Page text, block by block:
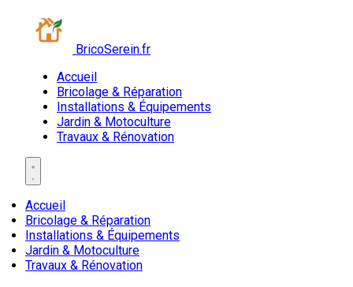
BricoSerein.fr
Accueil
Bricolage & Réparation
Installations & Équipements
Jardin & Motoculture
Travaux & Rénovation
Accueil
Bricolage & Réparation
Installations & Équipements
Jardin & Motoculture
Travaux & Rénovation